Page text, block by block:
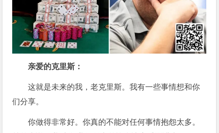
亲爱的克里斯：
这就是未来的我，老克里斯。我有一些事情想和你
们分享。
你做得非常好。你真的不能对任何事情抱怨太多。